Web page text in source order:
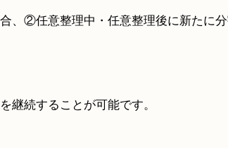
、②任意整理中・任意整理後に新たに
継続することが可能です。